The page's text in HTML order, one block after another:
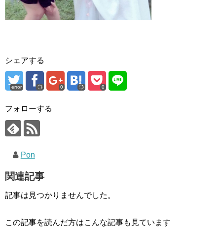
シェアする
error 0 0
フォローする
Pon
関連記事
記事は見つかりませんでした。
この記事を読んだ方はこんな記事も見ています